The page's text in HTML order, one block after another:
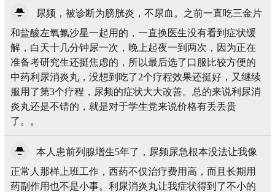
尿频，被诊断为膀胱炎，不尿血。之前一直吃三金片
和盐酸左氧氟沙星一起用的，一直换医生没有看到症状缓
解，白天十几分钟尿一次，晚上起夜一到两次，因为正在
准备考研究生还挺焦虑的，所以最后选了口服比较方便的
中药利尿消炎丸，没想到吃了2个疗程效果还挺好，又继续
服用了第3个疗程，尿频的症状大大改善。总的来说利尿消
炎丸还是不错的，就是对于学生党来说价格有丢丢贵
了。。
本人患前列腺增生5年了，尿频尿急根本没法让我像
正常人那样上班工作，西药不仅治疗费用高，而且长期用
药副作用也不是小事。利尿消炎丸让我症状得到了不小的